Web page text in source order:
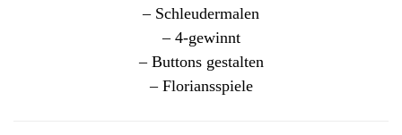
– Schleudermalen
– 4-gewinnt
– Buttons gestalten
– Floriansspiele